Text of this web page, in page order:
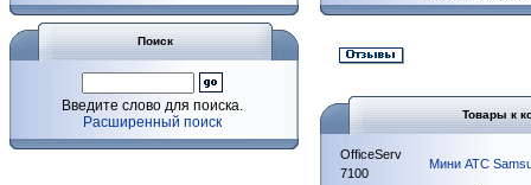
Поиск
Введите слово для поиска.
Расширенный поиск
Товары к
OfficeServ
7100
Мини АТС